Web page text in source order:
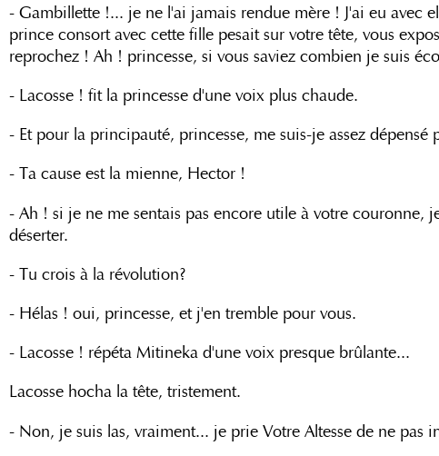
- Gambillette !... je ne l'ai jamais rendue mère ! J'ai eu avec
prince consort avec cette fille pesait sur votre tête, vous
reprochez ! Ah ! princesse, si vous saviez combien je suis
- Lacosse ! fit la princesse d'une voix plus chaude.
- Et pour la principauté, princesse, me suis-je assez
- Ta cause est la mienne, Hector !
- Ah ! si je ne me sentais pas encore utile à votre couronne,
déserter.
- Tu crois à la révolution?
- Hélas ! oui, princesse, et j'en tremble pour vous.
- Lacosse ! répéta Mitineka d'une voix presque brûlante...
Lacosse hocha la tête, tristement.
- Non, je suis las, vraiment... je prie Votre Altesse de ne pas